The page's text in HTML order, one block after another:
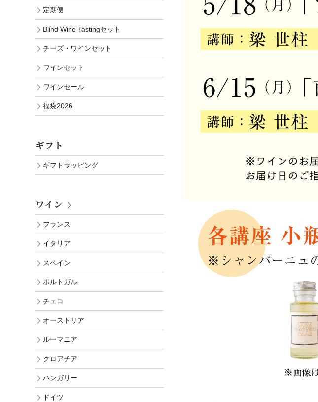
定期便
Blind Wine Tastingセット
チーズ・ワインセット
ワインセット
ワインセール
福袋2026
ギフト
ギフトラッピング
ワイン
フランス
イタリア
スペイン
ポルトガル
チェコ
オーストリア
ルーマニア
クロアチア
ハンガリー
ドイツ